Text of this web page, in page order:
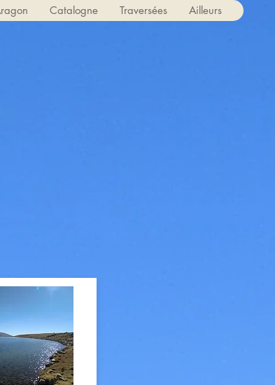
Catalogne Traversées Ailleurs